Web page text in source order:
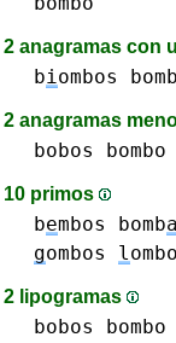
2 anagramas con
biombos bomb
2 anagramas
bobos bombo
10 primos
bembos bomba
gombos l
2 lipogramas
bobos bombo